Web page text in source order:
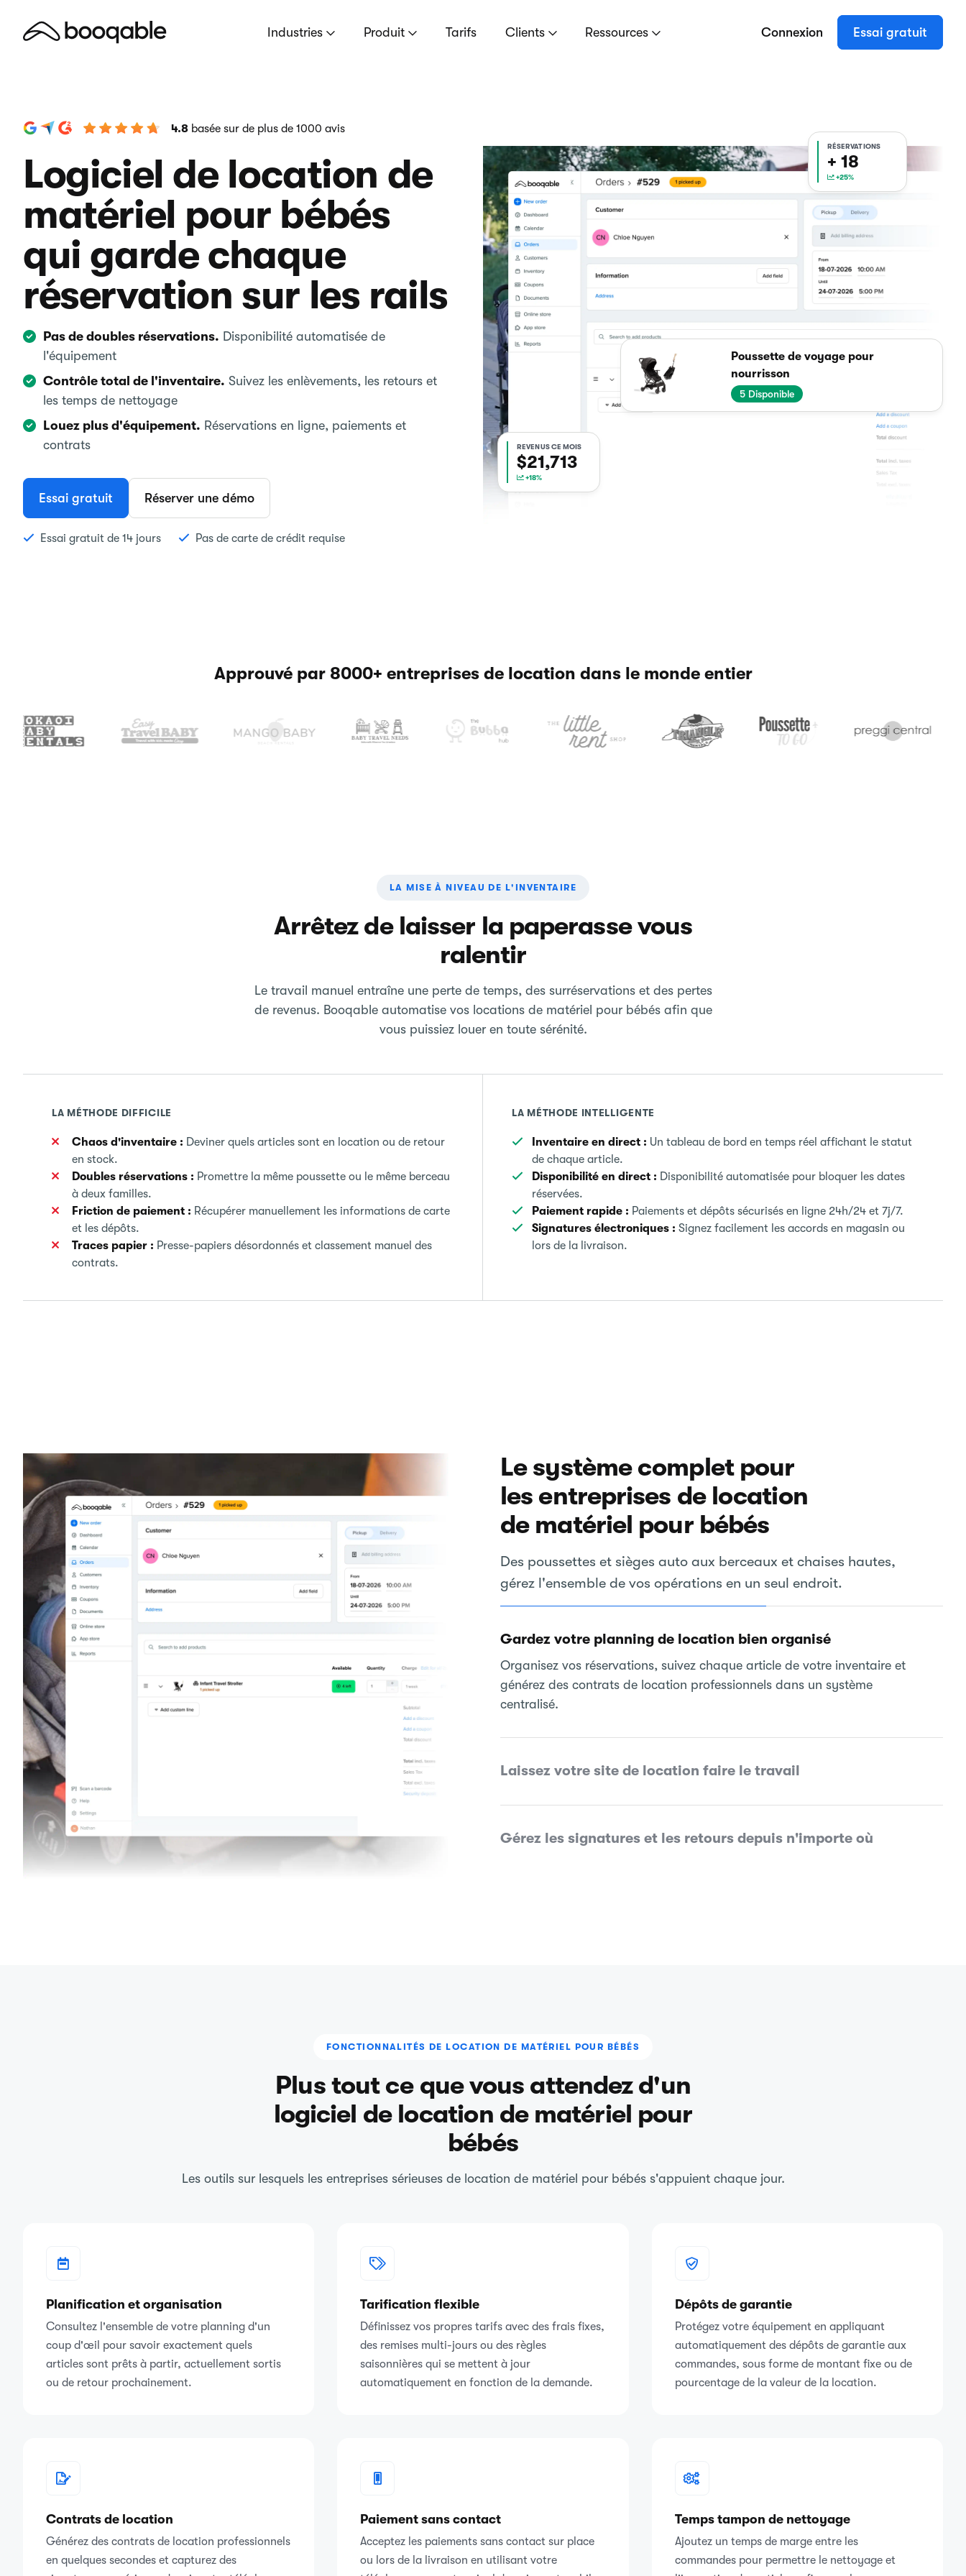
Industries Produit Tarifs Clients Ressources Connexion Essai gratuit
4.8 basée sur de plus de 1000 avis
Logiciel de location de
matériel pour bébés
qui garde chaque
réservation sur les rails
Pas de doubles réservations. Disponibilité automatisée de
l'équipement
Contrôle total de l'inventaire. Suivez les enlèvements, les retours et
les temps de nettoyage
Louez plus d'équipement. Réservations en ligne, paiements et
contrats
Essai gratuit Réserver une démo
Essai gratuit de 14 jours Pas de carte de crédit requise
RÉSERVATIONS
+ 18
+25%
Poussette de voyage pour
nourrisson
5Disponible
REVENUS CE MOIS
$21,713
+18%
Approuvé par 8000+ entreprises de location dans le monde entier
LA MISE À NIVEAU DE L'INVENTAIRE
Arrêtez de laisser la paperasse vous
ralentir
Le travail manuel entraîne une perte de temps, des surréservations et des pertes
de revenus. Booqable automatise vos locations de matériel pour bébés afin que
vous puissiez louer en toute sérénité.
LA MÉTHODE DIFFICILE
Chaos d'inventaire : Deviner quels articles sont en location ou de retour
en stock.
Doubles réservations : Promettre la même poussette ou le même berceau
à deux familles.
Friction de paiement : Récupérer manuellement les informations de carte
et les dépôts.
Traces papier : Presse-papiers désordonnés et classement manuel des
contrats.
LA MÉTHODE INTELLIGENTE
Inventaire en direct : Un tableau de bord en temps réel affichant le statut
de chaque article.
Disponibilité en direct : Disponibilité automatisée pour bloquer les dates
réservées.
Paiement rapide : Paiements et dépôts sécurisés en ligne 24h/24 et 7j/7.
Signatures électroniques : Signez facilement les accords en magasin ou
lors de la livraison.
Le système complet pour
les entreprises de location
de matériel pour bébés
Des poussettes et sièges auto aux berceaux et chaises hautes,
gérez l'ensemble de vos opérations en un seul endroit.
Gardez votre planning de location bien organisé
Organisez vos réservations, suivez chaque article de votre inventaire et
générez des contrats de location professionnels dans un système
centralisé.
Laissez votre site de location faire le travail
Gérez les signatures et les retours depuis n'importe où
FONCTIONNALITÉS DE LOCATION DE MATÉRIEL POUR BÉBÉS
Plus tout ce que vous attendez d'un
logiciel de location de matériel pour
bébés
Les outils sur lesquels les entreprises sérieuses de location de matériel pour bébés s'appuient chaque jour.
Planification et organisation
Consultez l'ensemble de votre planning d'un
coup d'œil pour savoir exactement quels
articles sont prêts à partir, actuellement sortis
ou de retour prochainement.
Tarification flexible
Définissez vos propres tarifs avec des frais fixes,
des remises multi-jours ou des règles
saisonnières qui se mettent à jour
automatiquement en fonction de la demande.
Dépôts de garantie
Protégez votre équipement en appliquant
automatiquement des dépôts de garantie aux
commandes, sous forme de montant fixe ou de
pourcentage de la valeur de la location.
Contrats de location
Générez des contrats de location professionnels
en quelques secondes et capturez des
Paiement sans contact
Acceptez les paiements sans contact sur place
ou lors de la livraison en utilisant votre
Temps tampon de nettoyage
Ajoutez un temps de marge entre les
commandes pour permettre le nettoyage et